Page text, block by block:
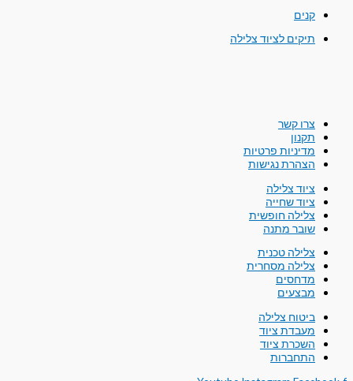
קנים
תיקים לציוד צלילה
צרו קשר
תקנון
מדיניות פרטיות
הצהרת נגישות
ציוד צלילה
ציוד שחייה
צלילה חופשית
שובר מתנה
צלילה טכנית
צלילה מסחרית
מדחסים
מבצעים
ביטוח צלילה
מעבדת ציוד
השכרת ציוד
התחברות